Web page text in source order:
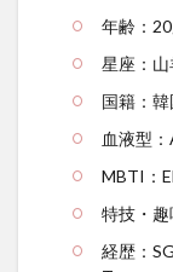
年齢：20
星座：山
国籍：韓
血液型
MBTI：
特技・
経歴：